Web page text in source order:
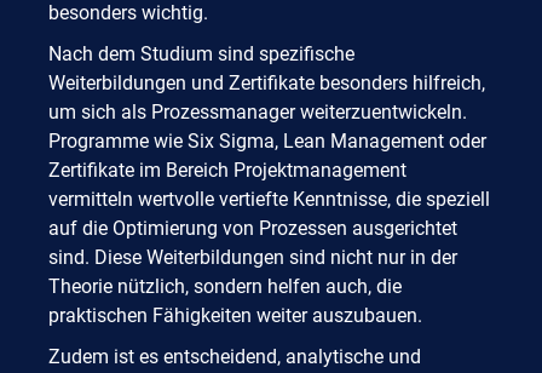
besonders wichtig.
Nach dem Studium sind spezifische
Weiterbildungen und Zertifikate besonders hilfreich,
um sich als Prozessmanager weiterzuentwickeln.
Programme wie Six Sigma, Lean Management oder
Zertifikate im Bereich Projektmanagement
vermitteln wertvolle vertiefte Kenntnisse, die speziell
auf die Optimierung von Prozessen ausgerichtet
sind. Diese Weiterbildungen sind nicht nur in der
Theorie nützlich, sondern helfen auch, die
praktischen Fähigkeiten weiter auszubauen.
Zudem ist es entscheidend, analytische und